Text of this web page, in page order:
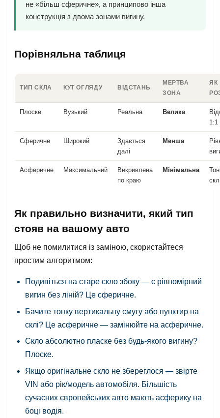
не «більш сферичне», а принципово інша
конструкція з двома зонами вигину.
Порівняльна таблиця
ТИП СКЛА КУТ ОГЛЯДУ ВІДСТАНЬ
МЕРТВА
ЗОНА
ЯК
Плоске Вузький Реальна Велика
1:1
Сферичне Широкий
Здається
далі
Менша
Асферичне Максимальний
Викривлена
по краю
Мінімальна
Як правильно визначити, який тип
стояв на вашому авто
Щоб не помилитися із заміною, скористайтеся
простим алгоритмом:
Подивіться на старе скло збоку — є рівномірний
вигин без ліній? Це сферичне.
Бачите тонку вертикальну смугу або пунктир на
склі? Це асферичне — замінюйте на асферичне.
Скло абсолютно пласке без будь-якого вигину?
Плоске.
Якщо оригінальне скло не збереглося — звірте
VIN або рік/модель автомобіля. Більшість
сучасних європейських авто мають асферику на
боці водія.